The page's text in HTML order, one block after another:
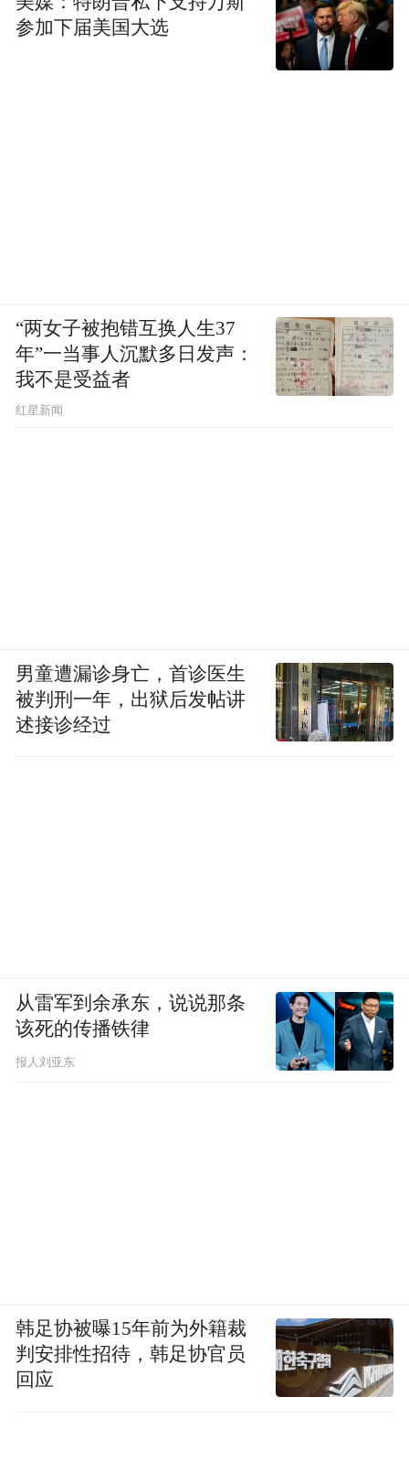
参加下届美国大选
“两女子被抱错互换人生37
年”一当事人沉默多日发声：
我不是受益者
红星新闻
男童遭漏诊身亡，首诊医生
被判刑一年，出狱后发帖讲
述接诊经过
从雷军到余承东，说说那条
该死的传播铁律
报人刘亚东
韩足协被曝15年前为外籍裁
判安排性招待，韩足协官员
回应